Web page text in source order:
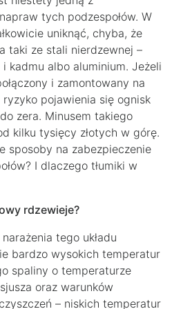
tych podzespołów. W
uniknąć, chyba, że
taki ze stali nierdzewnej –
kadmu albo aluminium. Jeżeli
i zamontowany na
pojawienia się ognisk
zera. Minusem takiego
kilku tysięcy złotych w górę.
sposoby na zabezpieczenie
I dlaczego tłumiki w
rdzewieje?
tego układu
bardzo wysokich temperatur
spaliny o temperaturze
oraz warunków
– niskich temperatur